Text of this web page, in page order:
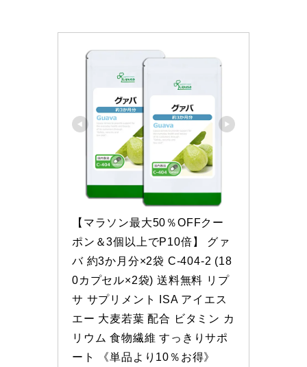
【マラソン最大50％OFFクー
ポン＆3個以上でP10倍】 グァ
バ 約3か月分×2袋 C-404-2 (18
0カプセル×2袋) 送料無料 リプ
サ サプリメント ISA アイエス
エー 大麦若葉 配合 ビタミン カ
リウム 食物繊維 すっきりサポ
ート 《単品より10％お得》